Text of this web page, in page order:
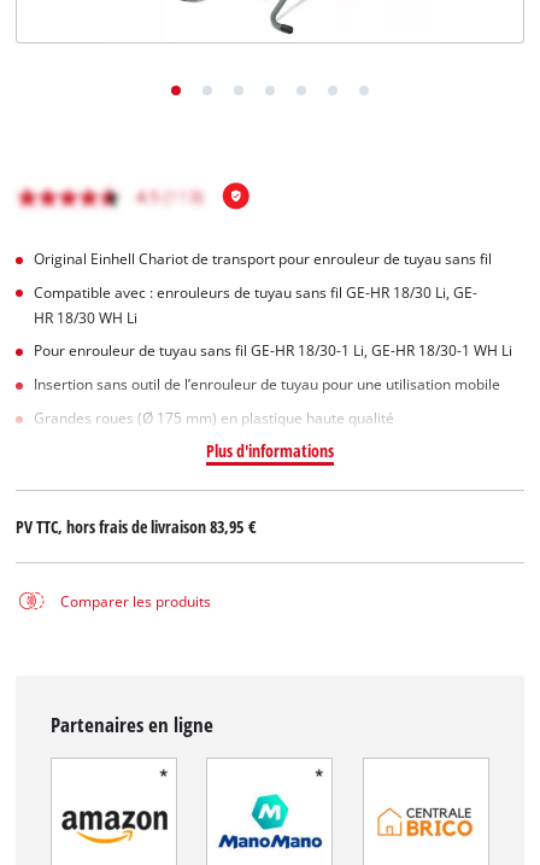
Original Einhell Chariot de transport pour enrouleur de tuyau sans fil
Compatible avec : enrouleurs de tuyau sans fil GE-HR 18/30 Li, GE-
HR 18/30 WH Li
Pour enrouleur de tuyau sans fil GE-HR 18/30-1 Li, GE-HR 18/30-1 WH Li
Insertion sans outil de l’enrouleur de tuyau pour une utilisation mobile
Grandes roues (Ø 175 mm) en plastique haute qualité
Plus d'informations
PV TTC, hors frais de livraison83,95 €
Comparer les produits
Partenaires en ligne